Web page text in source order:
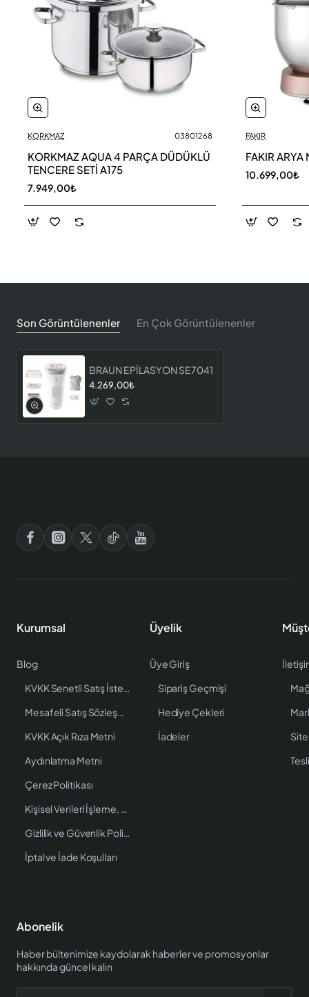
KORKMAZ 03801268
KORKMAZ AQUA 4 PARÇA DÜDÜKLÜ
TENCERE SETİ A175
7.949,00₺
FAKIR
FAKIR ARYA
10.699,00₺
Son Görüntülenenler En Çok Görüntülenenler
BRAUN EPİLASYON SE7041
4.269,00₺
Kurumsal
Blog
KVKK Senetli Satış İstenen Bilgiler
Mesafeli Satış Sözleşmesi
KVKK Açık Rıza Metni
Aydınlatma Metni
Çerez Politikası
Kişisel Verileri İşleme, Saklama ve İmha Politikası
Gizlilik ve Güvenlik Politikası
İptal ve İade Koşulları
Üyelik
Üye Giriş
Sipariş Geçmişi
Hediye Çekleri
İadeler
Site
Abonelik
Haber bültenimize kaydolarak haberler ve promosyonlar
hakkında güncel kalın